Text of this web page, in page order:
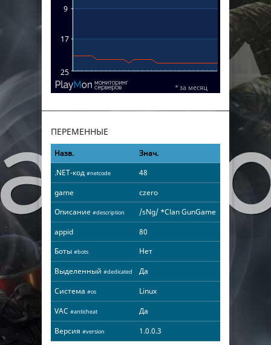
ПЕРЕМЕННЫЕ
Назв.
Знач.
.NET-код #netcode
48
game
czero
Описание #description
/sNg/ *Clan GunGame
appid
80
Боты #bots
Нет
Выделенный #dedicated
Да
Система #os
Linux
VAC #anticheat
Да
Версия #version 1.0.0.3